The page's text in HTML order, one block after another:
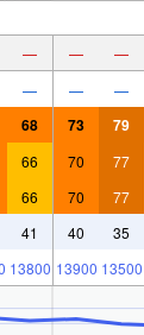
— — —
— — —
68 73 79
66 70 77
66 70 77
41 40 35
13800 13900 13500